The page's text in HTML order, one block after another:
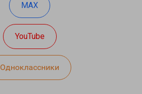
MAX
YouTube
Одноклассники